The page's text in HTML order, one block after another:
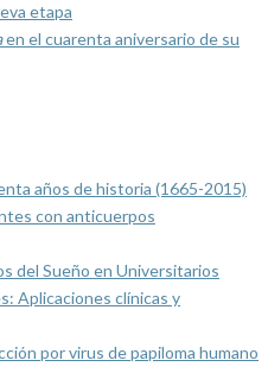
etapa
en el cuarenta aniversario de su
años de historia (1665-2015)
con anticuerpos
del Sueño en Universitarios
Aplicaciones clínicas y
por virus de papiloma humano